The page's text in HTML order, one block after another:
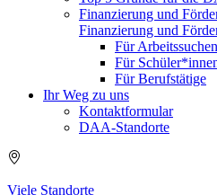
Finanzierung und
Finanzierung und
Für
Für
Für Berufstätige
Ihr Weg zu uns
Kontaktformular
DAA-Standorte
Viele Standorte